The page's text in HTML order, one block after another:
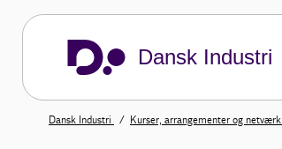
Dansk Industri
Dansk Industri Kurser, arrangementer og netværk